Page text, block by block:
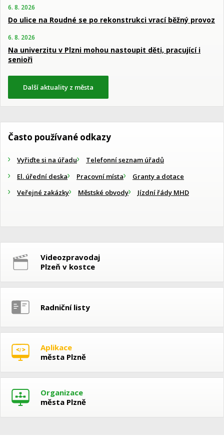
6. 8. 2026
Do ulice na Roudné se po rekonstrukci vrací běžný provoz
6. 8. 2026
Na univerzitu v Plzni mohou nastoupit děti, pracující i
senioři
Další aktuality z města
Často používané odkazy
Vyřiďte si na úřadu
Telefonní seznam úřadů
El. úřední deska
Pracovní místa
Granty a dotace
Veřejné zakázky
Městské obvody Jízdní řády MHD
Videozpravodaj
Plzeň v kostce
Radniční listy
Aplikace
města Plzně
Organizace
města Plzně